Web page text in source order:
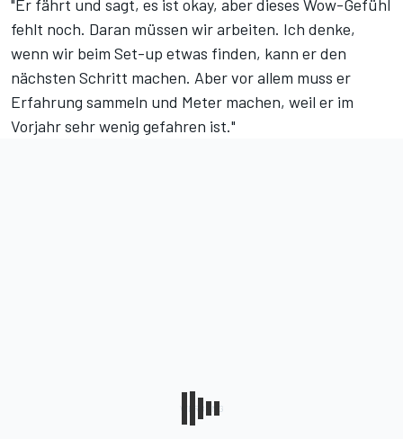
"Er fährt und sagt, es ist okay, aber dieses Wow-Gefühl
fehlt noch. Daran müssen wir arbeiten. Ich denke,
wenn wir beim Set-up etwas finden, kann er den
nächsten Schritt machen. Aber vor allem muss er
Erfahrung sammeln und Meter machen, weil er im
Vorjahr sehr wenig gefahren ist."